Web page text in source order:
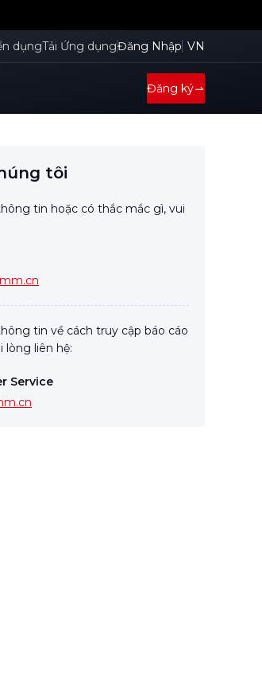
dụngTải Ứng dụngĐăng Nhập VN
Đăng ký
tôi
tin hoặc có thắc mắc gì, vui
tin về cách truy cập báo cáo
lòng liên hệ:
Service